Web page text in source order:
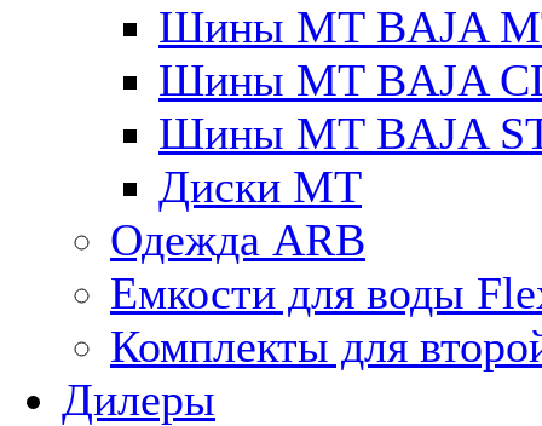
Шины MT BAJA
Шины MT BAJA
Шины MT BAJA
Диски MT
Одежда ARB
Емкости для воды
Комплекты для
Дилеры